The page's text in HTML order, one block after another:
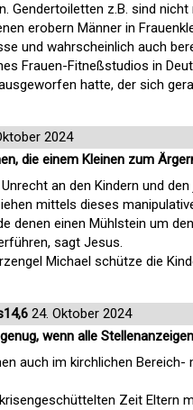
Gendertoiletten z.B. sind
erobern Männer in
und wahrscheinlich auch
Frauen-Fitneßstudios in
hatte, der sich
2024
die einem Kleinen zum
an den Kindern und
mittels dieses
denen einen Mühlstein um
sagt Jesus.
Michael schütze die
24. Oktober 2024
wenn alle Stellenanzeigen
auch im kirchlichen
Zeit Eltern